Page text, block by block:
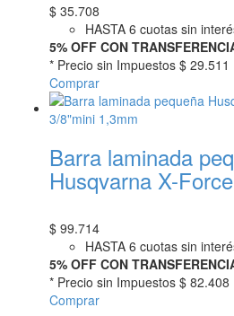
$ 35.708
HASTA 6 cuotas sin
5% OFF CON
* Precio sin Impuestos $ 29.511
Comprar
Barra laminada
Husqvarna X-
$ 99.714
HASTA 6 cuotas sin
5% OFF CON
* Precio sin Impuestos $ 82.408
Comprar